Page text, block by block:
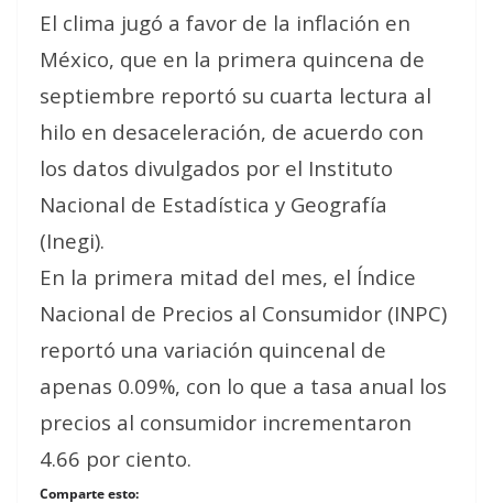
El clima jugó a favor de la inflación en
México, que en la primera quincena de
septiembre reportó su cuarta lectura al
hilo en desaceleración, de acuerdo con
los datos divulgados por el Instituto
Nacional de Estadística y Geografía
(Inegi).
En la primera mitad del mes, el Índice
Nacional de Precios al Consumidor (INPC)
reportó una variación quincenal de
apenas 0.09%, con lo que a tasa anual los
precios al consumidor incrementaron
4.66 por ciento.
Comparte esto: